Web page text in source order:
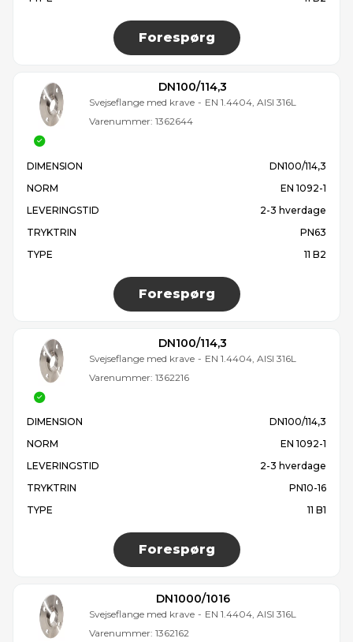
Forespørg
DN100/114,3
Svejseflange med krave - EN 1.4404, AISI 316L
Varenummer: 1362644
DIMENSION
DN100/114,3
NORM
EN 1092-1
LEVERINGSTID
2-3 hverdage
TRYKTRIN
PN63
TYPE
11 B2
Forespørg
DN100/114,3
Svejseflange med krave - EN 1.4404, AISI 316L
Varenummer: 1362216
DIMENSION
DN100/114,3
NORM
EN 1092-1
LEVERINGSTID
2-3 hverdage
TRYKTRIN
PN10-16
TYPE
11 B1
Forespørg
DN1000/1016
Svejseflange med krave - EN 1.4404, AISI 316L
Varenummer: 1362162